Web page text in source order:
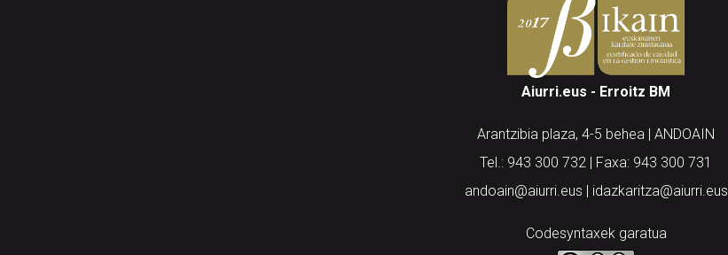
Aiurri.eus - Erroitz BM
Arantzibia plaza, 4-5 behea | ANDOAIN
Tel.: 943 300 732 | Faxa: 943 300 731
andoain@aiurri.eus | idazkaritza@aiurri.eus
Codesyntaxek garatua